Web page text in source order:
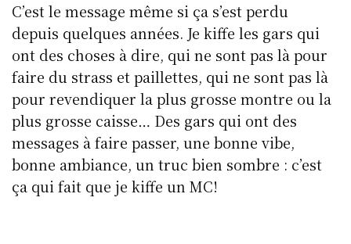
C’est le message même si ça s’est perdu
depuis quelques années. Je kiffe les gars qui
ont des choses à dire, qui ne sont pas là pour
faire du strass et paillettes, qui ne sont pas là
pour revendiquer la plus grosse montre ou la
plus grosse caisse… Des gars qui ont des
messages à faire passer, une bonne vibe,
bonne ambiance, un truc bien sombre : c’est
ça qui fait que je kiffe un MC!